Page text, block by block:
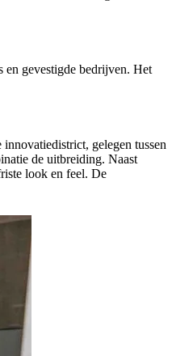
en gevestigde bedrijven. Het
gelegen tussen
de uitbreiding. Naast
look en feel. De